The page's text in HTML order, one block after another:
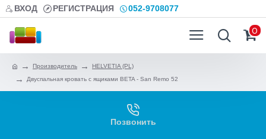
ВХОД РЕГИСТРАЦИЯ 052-9708077
0
Производитель
HELVETIA (PL)
Двуспальная кровать с ящиками BETA - San Remo 52
Позвонить